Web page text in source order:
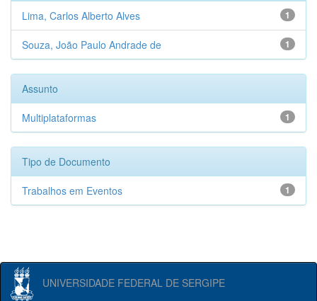
1
Lima, Carlos Alberto Alves
1
Souza, João Paulo Andrade de
Assunto
1
Multiplataformas
Tipo de Documento
1
Trabalhos em Eventos
UNIVERSIDADE FEDERAL DE SERGIPE